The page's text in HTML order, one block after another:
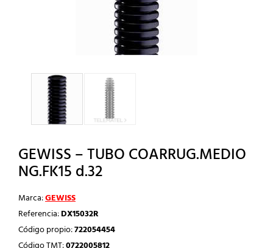
GEWISS – TUBO COARRUG.MEDIO
NG.FK15 d.32
Marca:GEWISS
Referencia:DX15032R
Código propio:722054454